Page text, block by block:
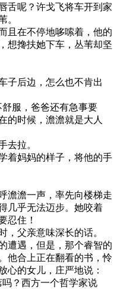
呢？许戈飞将车开到家
。
在不停地哆嗦着，他的
想搀扶她下车，丛苇却坚
子后边，怎么也不肯出
服，爸爸还有急事要
的时候，澹澹就是大人
拉。
妈妈的样子，将他的手
澹一声，率先向楼梯走
几乎无法迈步。她咬着
忍住！
父亲意味深长的话。
遇，但是，那个睿智的
他合上正在翻看的书，怜
心的女儿，庄严地说：
？西方一个哲学家说